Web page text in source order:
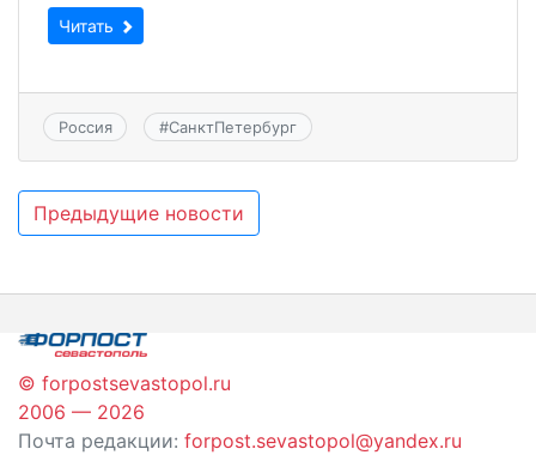
Читать
Россия #СанктПетербург
Навигация
записям
Предыдущие новости
© forpostsevastopol.ru
2006 — 2026
Почта редакции: forpost.sevastopol@yandex.ru